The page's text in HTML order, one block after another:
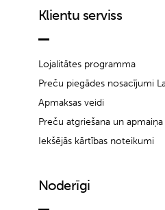
Klientu serviss
Lojalitātes programma
Preču piegādes nosacījumi
Apmaksas veidi
Preču atgriešana un apmaiņa
Iekšējās kārtības noteikumi
Noderīgi